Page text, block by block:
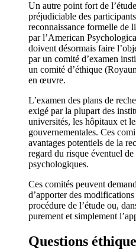
Un autre point fort de
préjudiciable des
reconnaissance formelle de
par l’American
doivent désormais faire
par un comité d’examen
un comité d’éthique
en œuvre.
L’examen des plans de
exigé par la plupart des
universités, les hôpitaux et
gouvernementales. Ces
avantages potentiels de la
regard du risque éventuel
psychologiques.
Ces comités peuvent
d’apporter des
procédure de l’étude ou,
purement et simplement
Questions